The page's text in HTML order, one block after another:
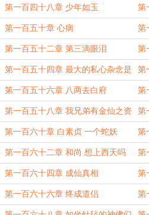
第一百四十八章 少年如玉 第
第一百五十章 心病 第
第一百五十二章 第三滴眼泪 第
第一百五十四章 最大的私心杂念是
情
第
第一百五十六章 八两去白府 第
第一百五十八章 我兄弟有金仙之资 第
第一百六十章 白素贞 一个蛇妖 第
第一百六十二章 和尚 想上西天吗 第
第一百六十四章 成仙真相 第
是
第一百六十六章 终成道侣 第